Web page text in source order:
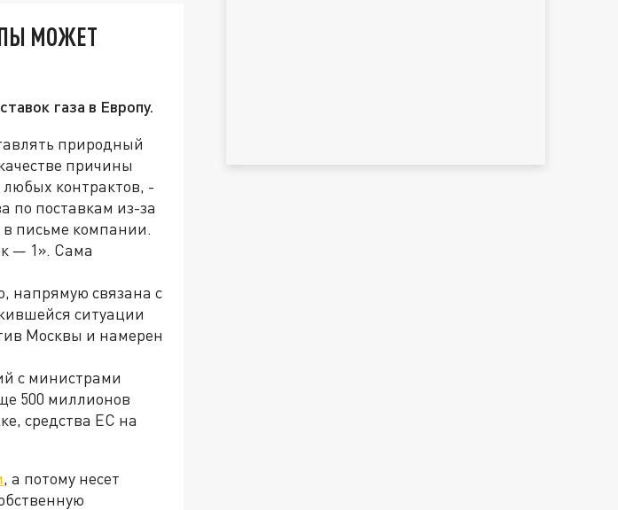
МОЖЕТ
газа в Европу.
природный
причины
любых контрактов, -
по поставкам из-за
в письме компании.
— 1». Сама
напрямую связана с
ситуации
Москвы и намерен
с министрами
500 миллионов
средства ЕС на
, а потому несет